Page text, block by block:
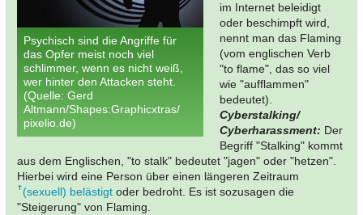
Psychisch sind die Angriffe für
das Opfer meist noch viel
schlimmer, wenn es nicht weiß,
wer hinter den Attacken steht.
(Quelle: Gerd
Altmann/Shapes:Graphicxtras/
pixelio.de)
im Internet beleidigt
oder beschimpft wird,
nennt man das Flaming
(vom englischen Verb
"to flame", das so viel
wie "aufflammen"
bedeutet).
Cyberstalking/
Cyberharassment: Der
Begriff "Stalking" kommt
aus dem Englischen, "to stalk" bedeutet "jagen" oder "hetzen".
Hierbei wird eine Person über einen längeren Zeitraum
(sexuell) belästigt oder bedroht. Es ist sozusagen die
"Steigerung" von Flaming.